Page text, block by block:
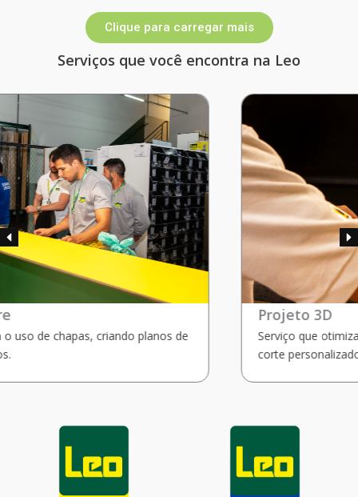
Clique para carregar mais
Serviços que você encontra na Leo
Serviço que otimiza o uso de chapas, criando planos de